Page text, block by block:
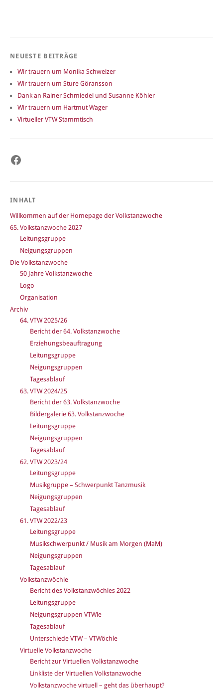
NEUESTE BEITRÄGE
Wir trauern um Monika Schweizer
Wir trauern um Sture Göransson
Dank an Rainer Schmiedel und Susanne Köhler
Wir trauern um Hartmut Wager
Virtueller VTW Stammtisch
Facebook
INHALT
Willkommen auf der Homepage der Volkstanzwoche
65. Volkstanzwoche 2027
Leitungsgruppe
Neigungsgruppen
Die Volkstanzwoche
50 Jahre Volkstanzwoche
Logo
Organisation
Archiv
64. VTW 2025/26
Bericht der 64. Volkstanzwoche
Erziehungsbeauftragung
Leitungsgruppe
Neigungsgruppen
Tagesablauf
63. VTW 2024/25
Bericht der 63. Volkstanzwoche
Bildergalerie 63. Volkstanzwoche
Leitungsgruppe
Neigungsgruppen
Tagesablauf
62. VTW 2023/24
Leitungsgruppe
Musikgruppe – Schwerpunkt Tanzmusik
Neigungsgruppen
Tagesablauf
61. VTW 2022/23
Leitungsgruppe
Musikschwerpunkt / Musik am Morgen (MaM)
Neigungsgruppen
Tagesablauf
Volkstanzwöchle
Bericht des Volkstanzwöchles 2022
Leitungsgruppe
Neigungsgruppen VTWle
Tagesablauf
Unterschiede VTW – VTWöchle
Virtuelle Volkstanzwoche
Bericht zur Virtuellen Volkstanzwoche
Linkliste der Virtuellen Volkstanzwoche
Volkstanzwoche virtuell – geht das überhaupt?